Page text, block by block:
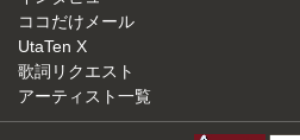
ココだけメール
UtaTen X
歌詞リクエスト
アーティスト一覧